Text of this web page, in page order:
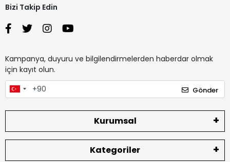
Bizi Takip Edin
Kampanya, duyuru ve bilgilendirmelerden haberdar olmak
için kayıt olun.
Gönder
Kurumsal
Kategoriler